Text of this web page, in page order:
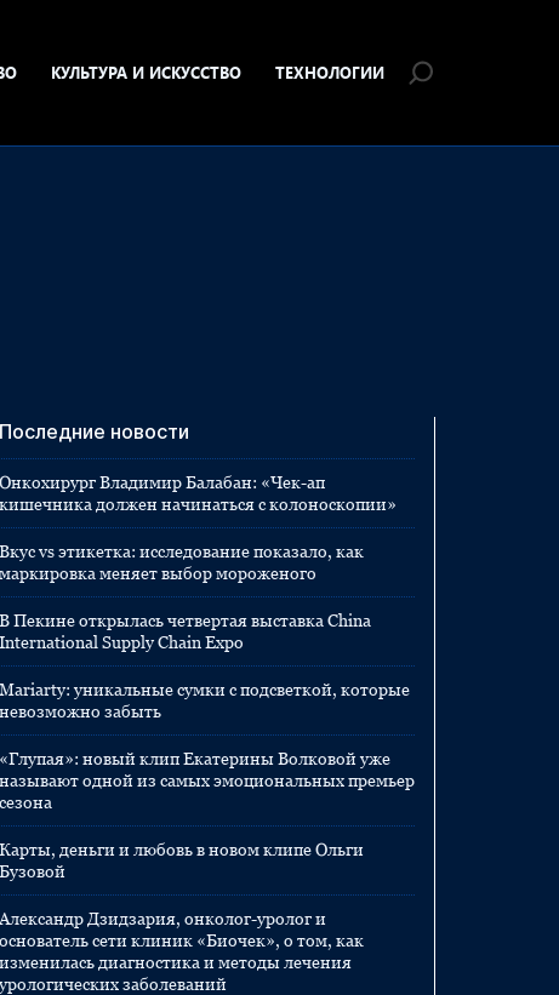
КУЛЬТУРА И ИСКУССТВО ТЕХНОЛОГИИ
Последние новости
Онкохирург Владимир Балабан: «Чек-ап
кишечника должен начинаться с колоноскопии»
Вкус vs этикетка: исследование показало, как
маркировка меняет выбор мороженого
В Пекине открылась четвертая выставка China
International Supply Chain Expo
Mariarty: уникальные сумки с подсветкой, которые
невозможно забыть
«Глупая»: новый клип Екатерины Волковой уже
называют одной из самых эмоциональных премьер
сезона
Карты, деньги и любовь в новом клипе Ольги
Бузовой
Александр Дзидзария, онколог-уролог и
основатель сети клиник «Биочек», о том, как
изменилась диагностика и методы лечения
урологических заболеваний